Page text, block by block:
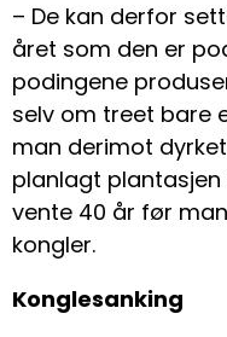
– De kan derfor
året som den er
podingene
selv om treet bare
man derimot
planlagt
vente 40 år før
kongler.
Konglesanking